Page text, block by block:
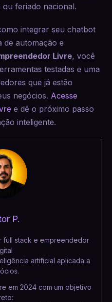
ou feriado nacional.
integrar seu chatbot
de automação e
Livre, você
testadas e uma
que já estão
negócios. Acesse
e dê o próximo passo
inteligente.
P.
full stack e empreendedor
artificial aplicada a
em 2024 com um objetivo